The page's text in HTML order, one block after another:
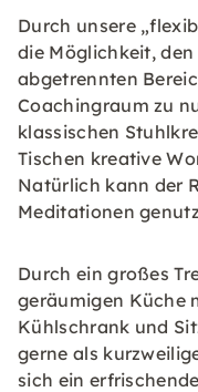
Durch unsere
die Möglichkeit,
abgetrennten
Coachingraum zu
klassischen
Tischen kreative
Natürlich kann der
Meditationen
Durch ein großes
geräumigen Küche
Kühlschrank und
gerne als
sich ein